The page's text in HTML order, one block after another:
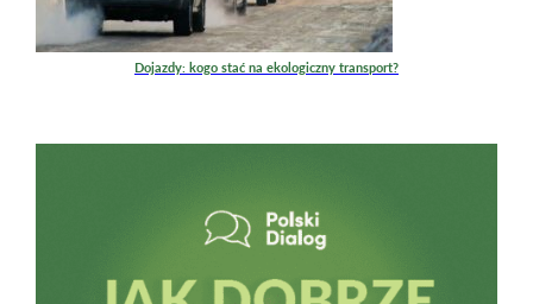
Dojazdy: kogo stać na ekologiczny transport?